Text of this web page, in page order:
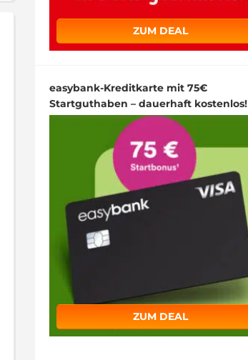
ZUM DEAL
easybank-Kreditkarte mit 75€
Startguthaben – dauerhaft kostenlos!
ZUM DEAL